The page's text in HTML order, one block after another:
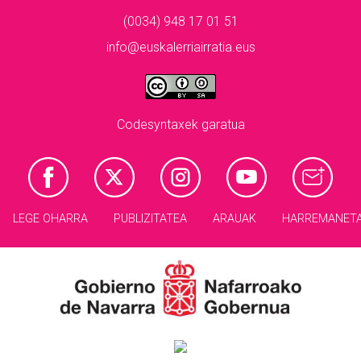
(0034) 948 17 01 51
info@euskalerriairratia.eus
Codesyntaxek garatua
LEGE OHARRA PUBLIZITATEA ARAUAK